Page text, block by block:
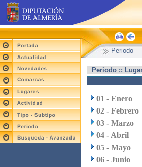
Periodo
Periodo ::
01 - Enero
02 - Febrero
03 - Marzo
04 - Abril
05 - Mayo
06 - Junio